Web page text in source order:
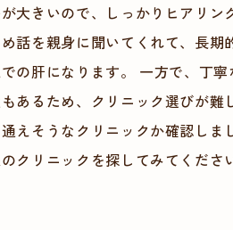
大きいので、しっかりヒアリ
話を親身に聞いてくれて、長
の肝になります。 一方で、丁
あるため、クリニック選びが
えそうなクリニックか確認し
クリニックを探してみてくださ